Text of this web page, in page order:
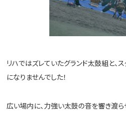
リハではズレていたグランド太鼓組と、
になりませんでした！
広い場内に、力強い太鼓の音を響き渡ら